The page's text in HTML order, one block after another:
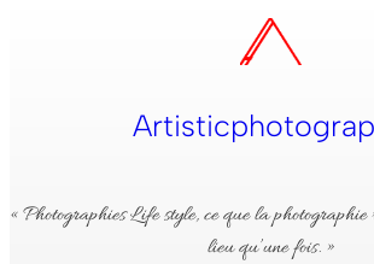
« Photographies Life style, ce que la
lieu qu’une fois. »